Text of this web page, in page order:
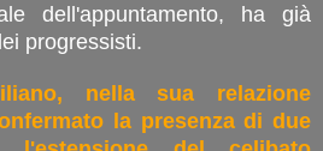
dell'appuntamento, ha già
progressisti.
nella sua relazione
la presenza di due